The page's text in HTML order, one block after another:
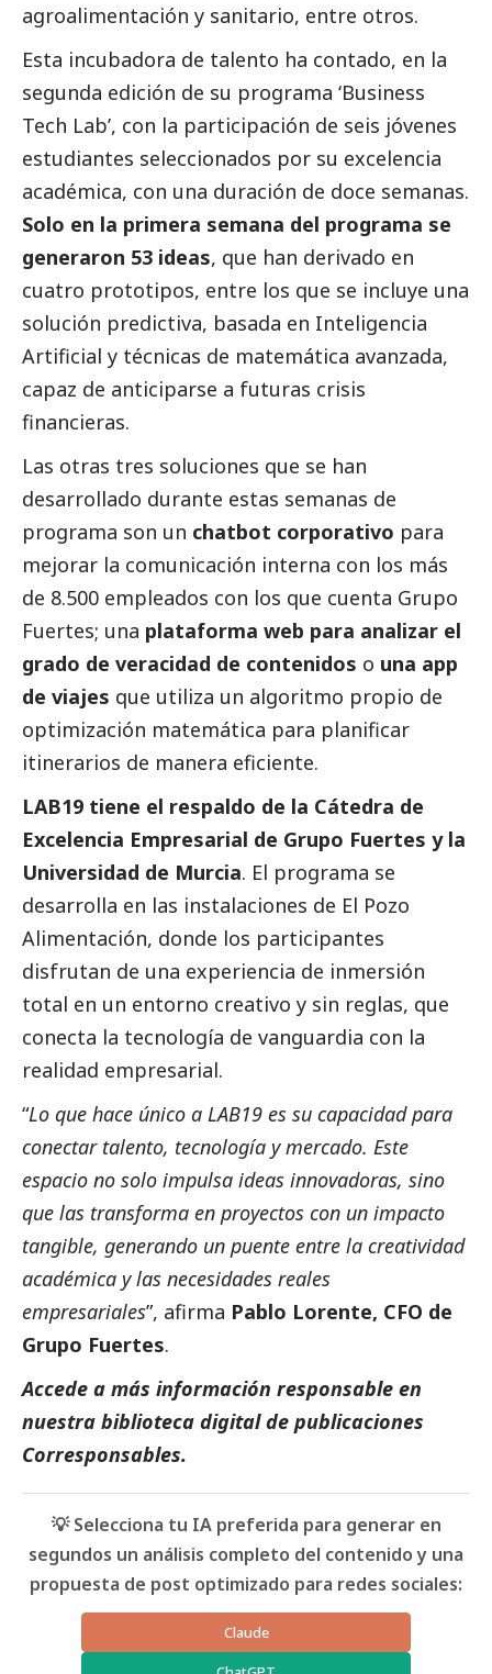
agroalimentación y sanitario, entre otros.
Esta incubadora de talento ha contado, en la
segunda edición de su programa ‘Business
Tech Lab’, con la participación de seis jóvenes
estudiantes seleccionados por su excelencia
académica, con una duración de doce semanas.
Solo en la primera semana del programa se
generaron 53 ideas, que han derivado en
cuatro prototipos, entre los que se incluye una
solución predictiva, basada en Inteligencia
Artificial y técnicas de matemática avanzada,
capaz de anticiparse a futuras crisis
financieras.
Las otras tres soluciones que se han
desarrollado durante estas semanas de
programa son un chatbot corporativo para
mejorar la comunicación interna con los más
de 8.500 empleados con los que cuenta Grupo
Fuertes; una plataforma web para analizar el
grado de veracidad de contenidos o una app
de viajes que utiliza un algoritmo propio de
optimización matemática para planificar
itinerarios de manera eficiente.
LAB19 tiene el respaldo de la Cátedra de
Excelencia Empresarial de Grupo Fuertes y la
Universidad de Murcia. El programa se
desarrolla en las instalaciones de El Pozo
Alimentación, donde los participantes
disfrutan de una experiencia de inmersión
total en un entorno creativo y sin reglas, que
conecta la tecnología de vanguardia con la
realidad empresarial.
“Lo que hace único a LAB19 es su capacidad para
conectar talento, tecnología y mercado. Este
espacio no solo impulsa ideas innovadoras, sino
que las transforma en proyectos con un impacto
tangible, generando un puente entre la creatividad
académica y las necesidades reales
empresariales”, afirma Pablo Lorente, CFO de
Grupo Fuertes.
Accede a más información responsable en
nuestra biblioteca digital de publicaciones
Corresponsables.
💡 Selecciona tu IA preferida para generar en
segundos un análisis completo del contenido y una
propuesta de post optimizado para redes sociales:
Claude